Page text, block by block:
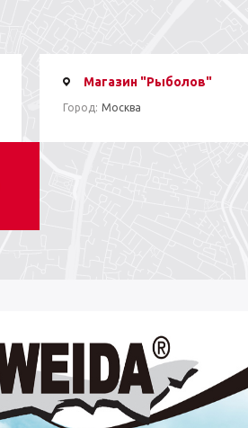
Магазин "Рыболов"
Город: Москва